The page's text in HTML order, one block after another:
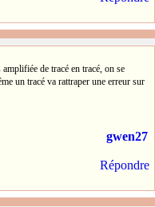
de tracé en tracé, on se
un tracé va rattraper une erreur sur
gwen27
Répondre